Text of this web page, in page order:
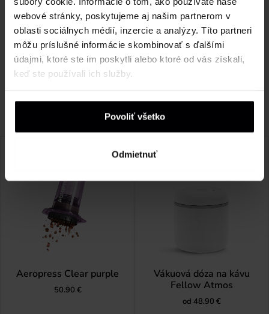
webové stránky, poskytujeme aj našim partnerom v
oblasti sociálnych médií, inzercie a analýzy. Títo partneri
môžu príslušné informácie skombinovať s ďalšími
údajmi, ktoré ste im poskytli alebo ktoré od vás získali,
keď ste používali ich služby.
Povoliť všetko
Odmietnuť
4 hviezdičky
3 hviezdičky
0%
2 hviezdičky
0%
1 hviezdička
0%
Je nám ľúto, žiadne recenzie nezodpovedajú vašim
Aeropress Clear purple
50.90 €
Vákuová dóza na kávu
Fellow Atmos
od 48.90 €